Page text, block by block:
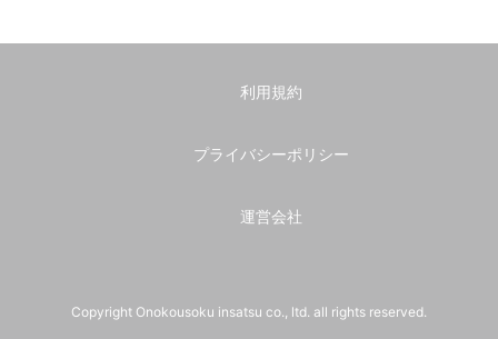
利用規約
プライバシーポリシー
運営会社
Copyright Onokousoku insatsu co., ltd. all rights reserved.